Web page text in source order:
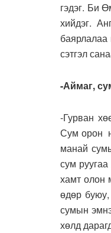
гэдэг. Би
хийдэг.
сэтгэл
-Аймаг,
-Гурван
Сум орон
манай
сум
хамт олон
өдөр
сумын
хөлд